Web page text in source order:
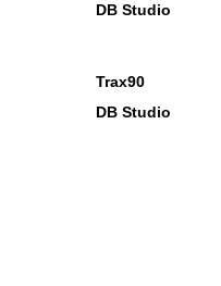
DB Studio
Trax90
DB Studio